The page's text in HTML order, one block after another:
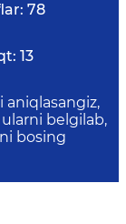
78
13
aniqlasangiz,
belgilab,
bosing